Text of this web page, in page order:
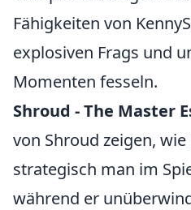
Fähigkeiten von
explosiven Frags und
Momenten fesseln.
Shroud - The Master
von Shroud zeigen,
strategisch man im
während er